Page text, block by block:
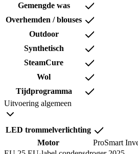
Gemengde was
Overhemden / blouses
Outdoor
Synthetisch
SteamCure
Wol
Tijdprogramma
Uitvoering algemeen
LED trommelverlichting
Motor
ProSmart